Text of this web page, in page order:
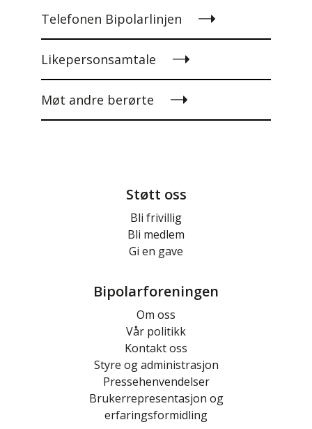
Telefonen Bipolarlinjen
Likepersonsamtale
Møt andre berørte
Støtt oss
Bli frivillig
Bli medlem
Gi en gave
Bipolarforeningen
Om oss
Vår politikk
Kontakt oss
Styre og administrasjon
Pressehenvendelser
Brukerrepresentasjon og
erfaringsformidling